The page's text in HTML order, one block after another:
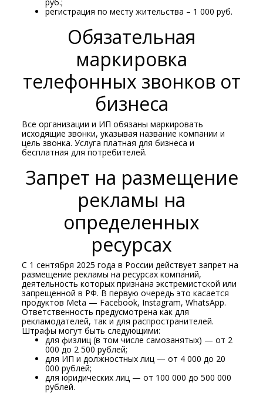
регистрация по месту жительства – 1 000 руб.
Обязательная
маркировка
телефонных звонков от
бизнеса
Все организации и ИП обязаны маркировать
исходящие звонки, указывая название компании и
цель звонка. Услуга платная для бизнеса и
бесплатная для потребителей.
Запрет на размещение
рекламы на
определенных
ресурсах
С 1 сентября 2025 года в России действует запрет на
размещение рекламы на ресурсах компаний,
деятельность которых признана экстремистской или
запрещенной в РФ. В первую очередь это касается
продуктов Meta — Facebook, Instagram, WhatsApp.
Ответственность предусмотрена как для
рекламодателей, так и для распространителей.
Штрафы могут быть следующими:
для физлиц (в том числе самозанятых) — от 2
000 до 2 500 рублей;
для ИП и должностных лиц — от 4 000 до 20
000 рублей;
для юридических лиц — от 100 000 до 500 000
рублей.